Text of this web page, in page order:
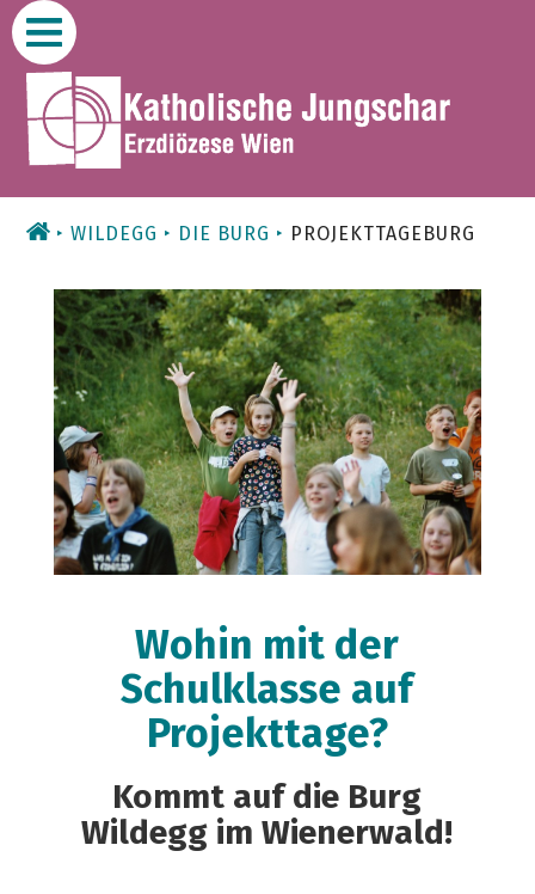
Zum
Inhalt
WILDEGG DIE BURG PROJEKTTAGEBURG
Wohin mit der
Schulklasse auf
Projekttage?
Kommt auf die Burg
Wildegg im Wienerwald!